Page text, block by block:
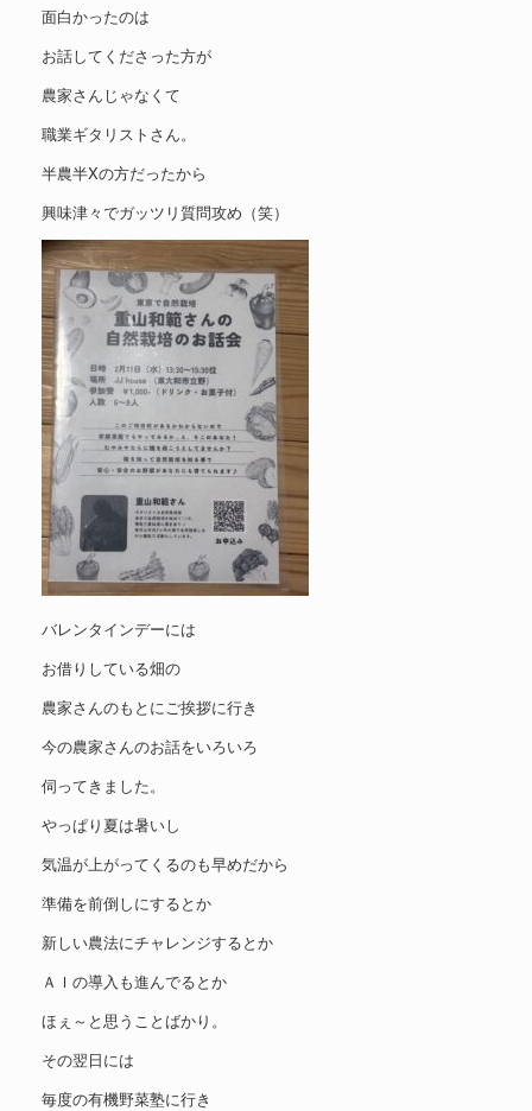
面白かったのは
お話してくださった方が
農家さんじゃなくて
職業ギタリストさん。
半農半Xの方だったから
興味津々でガッツリ質問攻め（笑）
バレンタインデーには
お借りしている畑の
農家さんのもとにご挨拶に行き
今の農家さんのお話をいろいろ
伺ってきました。
やっぱり夏は暑いし
気温が上がってくるのも早めだから
準備を前倒しにするとか
新しい農法にチャレンジするとか
ＡＩの導入も進んでるとか
ほぇ～と思うことばかり。
その翌日には
毎度の有機野菜塾に行き